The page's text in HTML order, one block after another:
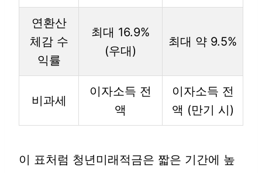
연환산
체감 수
익률
최대 16.9%
(우대)
최대 약 9.5%
비과세
이자소득 전
액
이자소득 전
액 (만기 시)
이 표처럼 청년미래적금은 짧은 기간에 높